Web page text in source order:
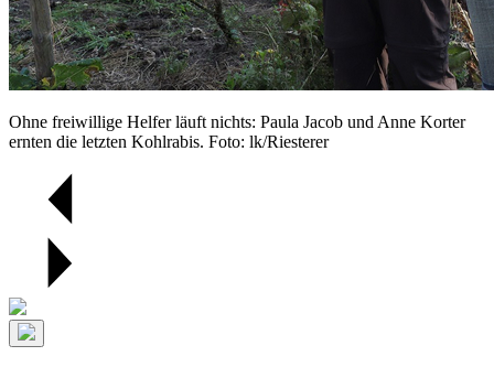
Ohne freiwillige Helfer läuft nichts: Paula Jacob und Anne Korter
ernten die letzten Kohlrabis. Foto: lk/Riesterer